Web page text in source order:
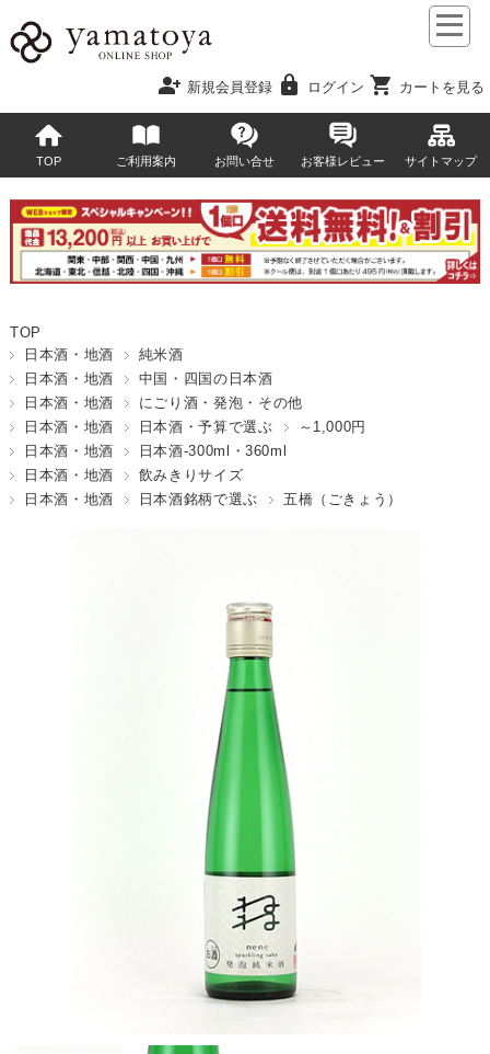
person_add 新規会員登録 lock ログイン shopping_cart カートを見る
TOP ご利用案内 お問い合せ お客様レビュー サイトマップ
TOP
日本酒・地酒
純米酒
日本酒・地酒
中国・四国の日本酒
日本酒・地酒
にごり酒・発泡・その他
日本酒・地酒
日本酒・予算で選ぶ
～1,000円
日本酒・地酒
日本酒-300ml・360ml
日本酒・地酒
飲みきりサイズ
日本酒・地酒
日本酒銘柄で選ぶ 五橋（ごきょう）